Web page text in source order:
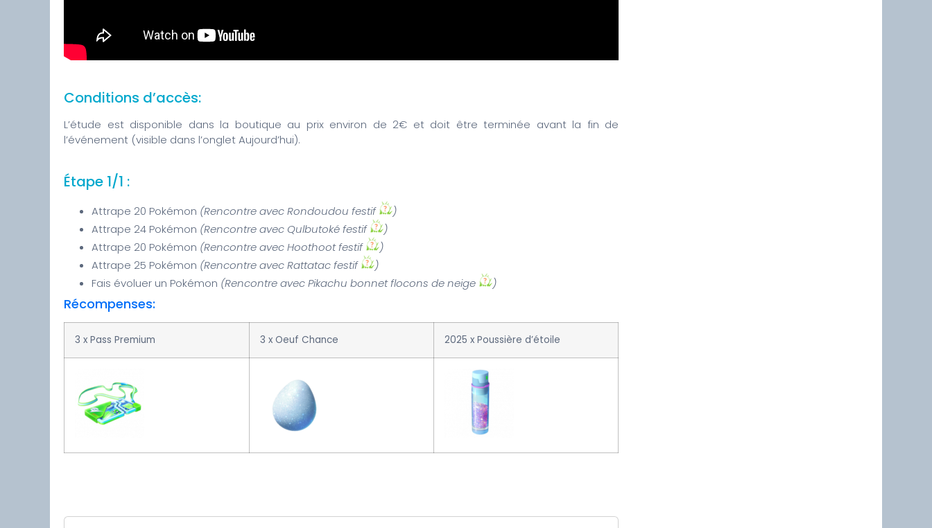
Conditions d’accès:
L’étude est disponible dans la boutique au prix environ de 2€ et doit être terminée avant la fin de
l’événement (visible dans l’onglet Aujourd’hui).
Étape 1/1 :
Attrape 20 Pokémon (Rencontre avec Rondoudou festif
)
Attrape 24 Pokémon (Rencontre avec Qulbutoké festif
)
Attrape 20 Pokémon (Rencontre avec Hoothoot festif
)
Attrape 25 Pokémon (Rencontre avec Rattatac festif
)
Fais évoluer un Pokémon (Rencontre avec Pikachu bonnet flocons de neige )
Récompenses:
3 x Pass Premium 3 x Oeuf Chance 2025 x Poussière d’étoile